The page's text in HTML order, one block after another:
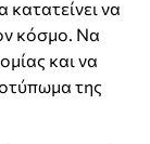
κατατείνει να
κόσμο. Να
και να
της